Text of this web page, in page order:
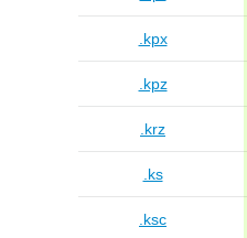
.kpx
.kpz
.krz
.ks
.ksc